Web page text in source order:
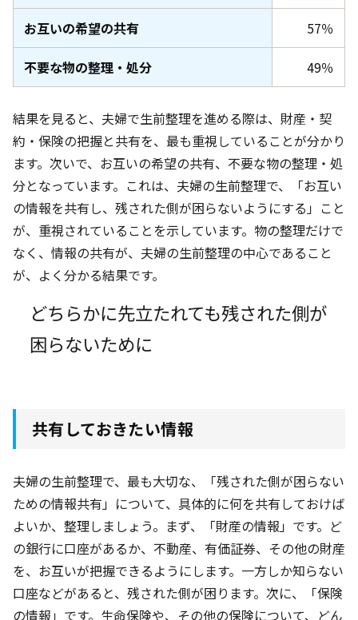
お互いの希望の共有 57％
不要な物の整理・処分 49％
結果を見ると、夫婦で生前整理を進める際は、財産・契
約・保険の把握と共有を、最も重視していることが分かり
ます。次いで、お互いの希望の共有、不要な物の整理・処
分となっています。これは、夫婦の生前整理で、「お互い
の情報を共有し、残された側が困らないようにする」こと
が、重視されていることを示しています。物の整理だけで
なく、情報の共有が、夫婦の生前整理の中心であること
が、よく分かる結果です。
どちらかに先立たれても残された側が
困らないために
共有しておきたい情報
夫婦の生前整理で、最も大切な、「残された側が困らない
ための情報共有」について、具体的に何を共有しておけば
よいか、整理しましょう。まず、「財産の情報」です。ど
の銀行に口座があるか、不動産、有価証券、その他の財産
を、お互いが把握できるようにします。一方しか知らない
口座などがあると、残された側が困ります。次に、「保険
の情報」です。生命保険や、その他の保険について、どん